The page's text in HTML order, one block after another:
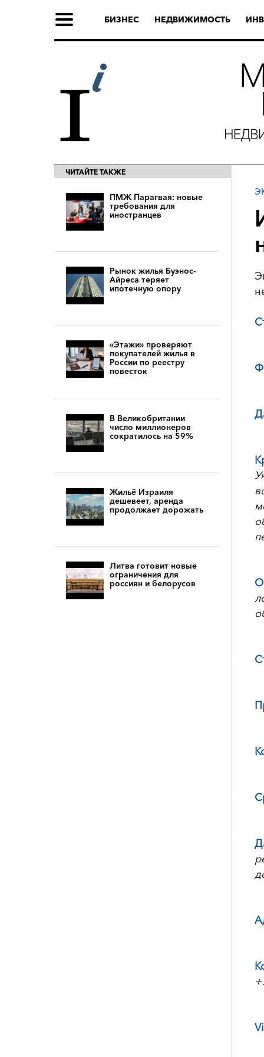
БИЗНЕС НЕДВИЖИМОСТЬ
ЧИТАЙТЕ ТАКЖЕ
ПМЖ Парагвая: новые
требования для
иностранцев
Рынок жилья Буэнос-
Айреса теряет
ипотечную опору
«Этажи» проверяют
покупателей жилья в
России по реестру
повесток
В Великобритании
число миллионеров
сократилось на 59%
Жильё Израиля
дешевеет, аренда
продолжает дорожать
Литва готовит новые
ограничения для
россиян и белорусов